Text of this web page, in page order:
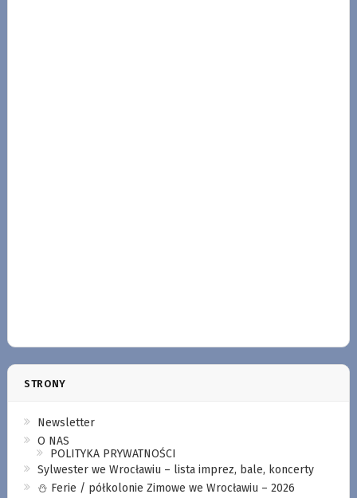
STRONY
Newsletter
O NAS
POLITYKA PRYWATNOŚCI
Sylwester we Wrocławiu – lista imprez, bale, koncerty
⛄️ Ferie / półkolonie Zimowe we Wrocławiu – 2026